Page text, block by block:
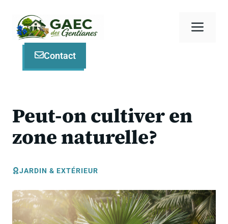
contenu
Contact
Peut-on cultiver en
zone naturelle?
JARDIN & EXTÉRIEUR